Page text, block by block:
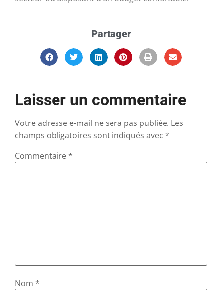
Partager
Laisser un commentaire
Votre adresse e-mail ne sera pas publiée. Les
champs obligatoires sont indiqués avec *
Commentaire *
Nom *